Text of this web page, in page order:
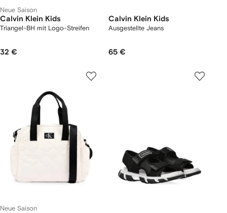
Neue Saison
Calvin Klein Kids
Triangel-BH mit Logo-Streifen
32 €
Calvin Klein Kids
Ausgestellte Jeans
65 €
Neue Saison